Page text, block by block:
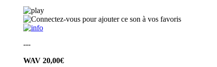
---
WAV 20,00€